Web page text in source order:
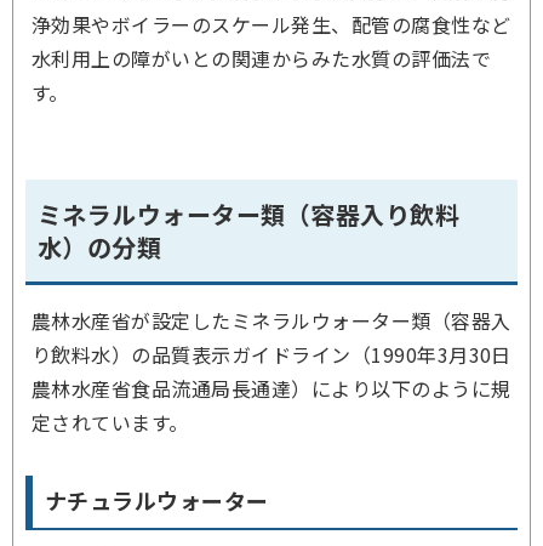
浄効果やボイラーのスケール発生、配管の腐食性など
水利用上の障がいとの関連からみた水質の評価法で
す。
ミネラルウォーター類（容器入り飲料
水）の分類
農林水産省が設定したミネラルウォーター類（容器入
り飲料水）の品質表示ガイドライン（1990年3月30日
農林水産省食品流通局長通達）により以下のように規
定されています。
ナチュラルウォーター